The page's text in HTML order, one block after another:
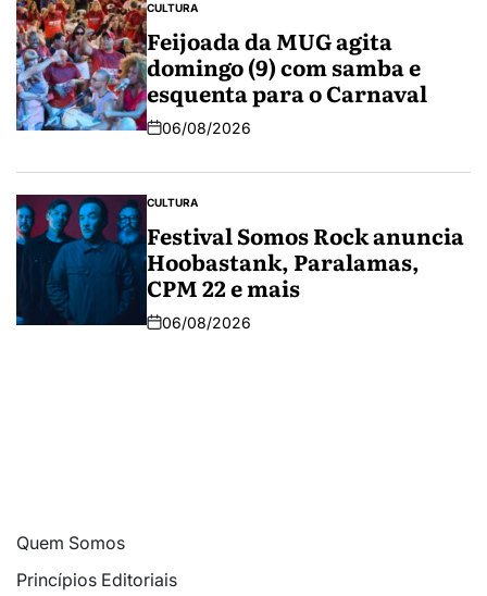
CULTURA
Feijoada da MUG agita
domingo (9) com samba e
esquenta para o Carnaval
06/08/2026
CULTURA
Festival Somos Rock anuncia
Hoobastank, Paralamas,
CPM 22 e mais
06/08/2026
Quem Somos
Princípios Editoriais